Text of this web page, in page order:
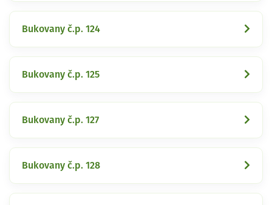
Bukovany č.p. 124
Bukovany č.p. 125
Bukovany č.p. 127
Bukovany č.p. 128